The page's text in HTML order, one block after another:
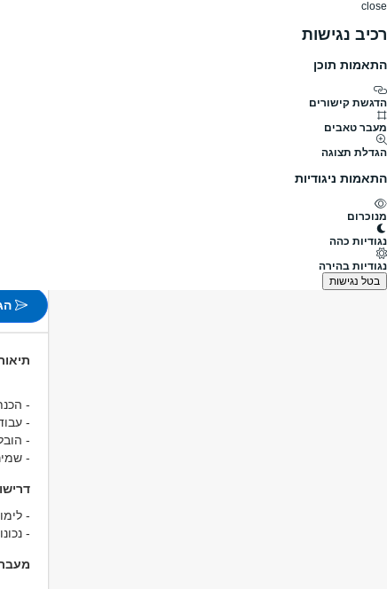
close
רכיב נגישות
התאמות תוכן
הדגשת קישורים
מעבר טאבים
הגדלת תצוגה
התאמות ניגודיות
מנוכרום
נגודיות כהה
נגודיות בהירה
בטל נגישות
מעבר לדרושים טכנאי / הנדסאי
מעבר
לא
-
-
-
-
-
-